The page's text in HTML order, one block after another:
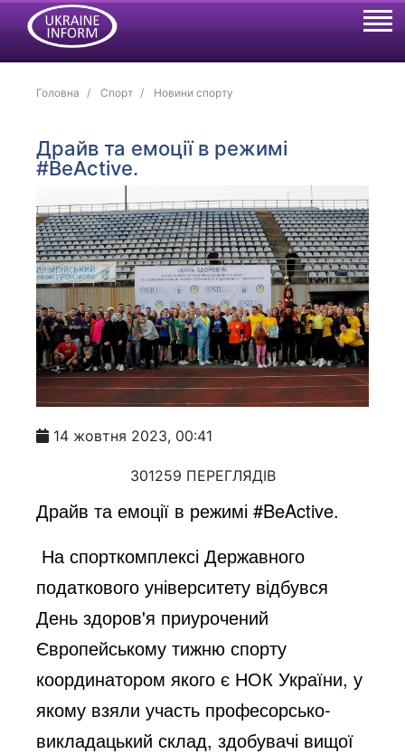
Головна Спорт Новини спорту
Драйв та емоції в режимі
#BeActive.
14 жовтня 2023, 00:41
301259 ПЕРЕГЛЯДІВ
Драйв та емоції в режимі #BeActive.
На спорткомплексі Державного
податкового університету відбувся
День здоров'я приурочений
Європейському тижню спорту
координатором якого є НОК України, у
якому взяли участь професорсько-
викладацький склад, здобувачі вищої